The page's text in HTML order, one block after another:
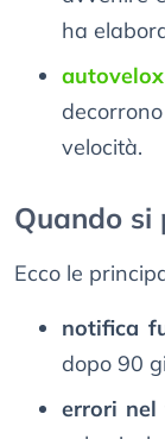
ha
autovelox
velocità.
Quando si
Ecco le
notifica
dopo 90
errori nel